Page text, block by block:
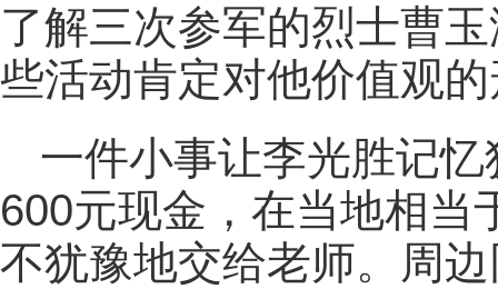
了解三次参军的烈士曹
些活动肯定对他价值观
一件小事让李光胜记
600元现金，在当地相当
不犹豫地交给老师。周